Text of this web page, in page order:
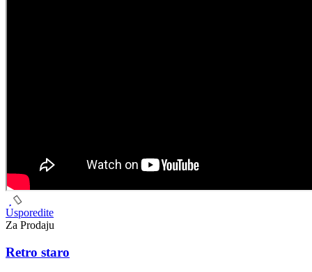
Usporedite
Za Prodaju
Retro staro